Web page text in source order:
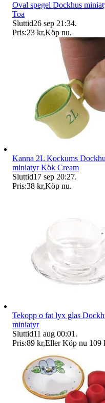
Oval spegel Dockhus
Toa
Sluttid26 sep 21:34.
Pris:23 kr,Köp nu.
Kanna 2L Kockums
miniatyr Kök Cream
Sluttid17 sep 20:27.
Pris:38 kr,Köp nu.
Tekopp o fat lyx glas
miniatyr
Sluttid11 aug 00:01 .
Pris:89 kr,Eller Köp nu 109